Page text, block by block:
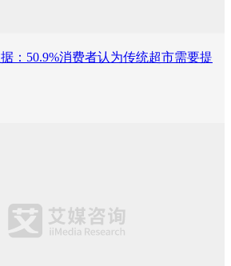
：50.9%消费者认为传统超市需要提